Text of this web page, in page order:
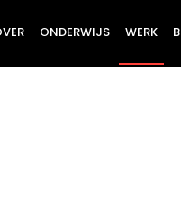
ONDERWIJS WERK